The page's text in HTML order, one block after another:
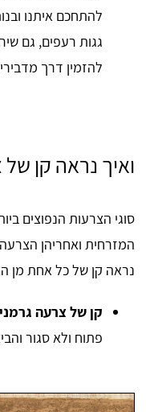
להתחכם איתנו
גגות רעפים, גם
להזמין דרך
ואיך נראה קן
סוגי הצרעות הנפוצים
המזרחית ואחריהן
נראה קן של כל אחת מן
קן של צרעה
פתוח ולא סגור